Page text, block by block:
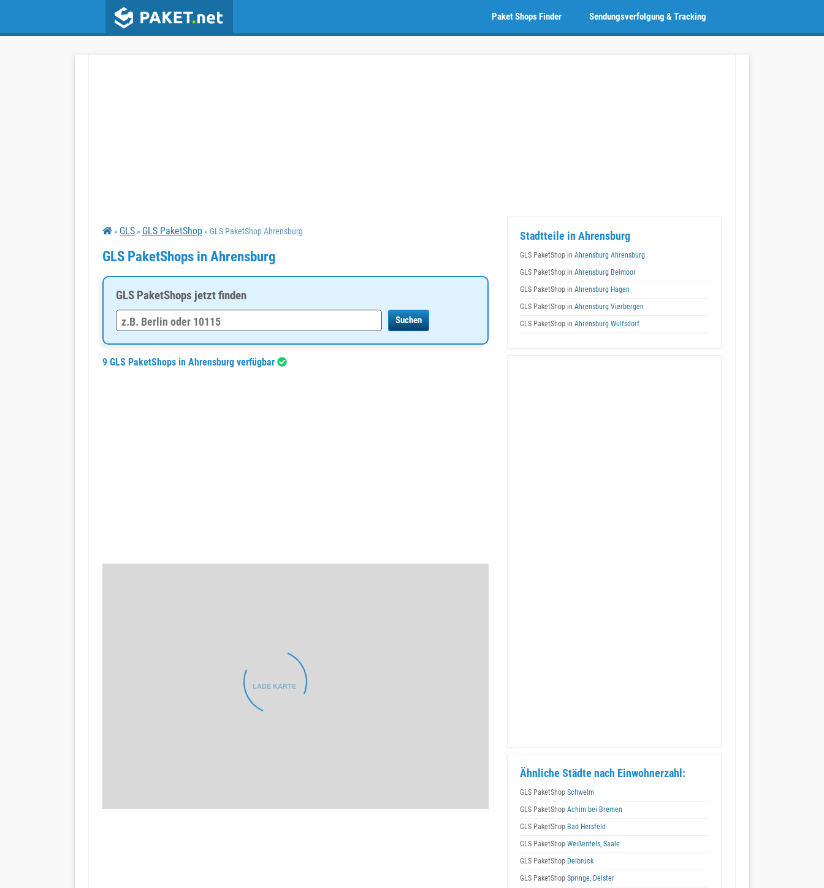
Sendungsverfolgung & Tracking
Paket Shops Finder
» GLS » GLS PaketShop » GLS PaketShop Ahrensburg
GLS PaketShops in Ahrensburg
GLS PaketShops jetzt finden
9 GLS PaketShops in Ahrensburg verfügbar
Stadtteile in Ahrensburg
GLS PaketShop in Ahrensburg Ahrensburg
GLS PaketShop in Ahrensburg Beimoor
GLS PaketShop in Ahrensburg Hagen
GLS PaketShop in Ahrensburg Vierbergen
GLS PaketShop in Ahrensburg Wulfsdorf
Ähnliche Städte nach Einwohnerzahl:
GLS PaketShop Schwelm
GLS PaketShop Achim bei Bremen
GLS PaketShop Bad Hersfeld
GLS PaketShop Weißenfels, Saale
GLS PaketShop Delbrück
GLS PaketShop Springe, Deister